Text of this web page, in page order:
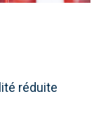
réduite